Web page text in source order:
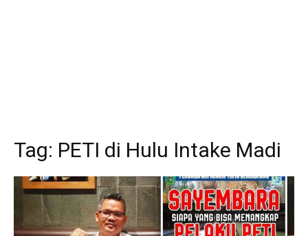
Tag: PETI di Hulu Intake Madi